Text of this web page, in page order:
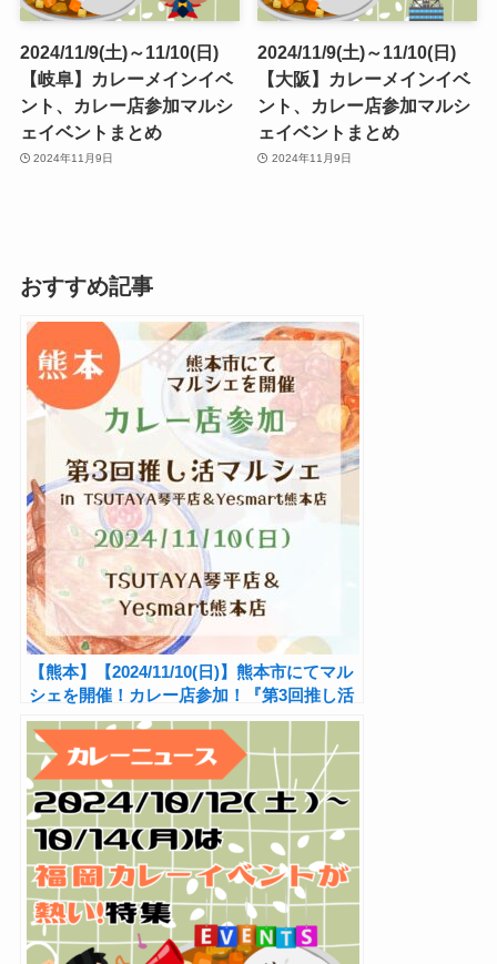
2024/11/9(土)～11/10(日)
【岐阜】カレーメインイベ
ント、カレー店参加マルシ
ェイベントまとめ
2024年11月9日
2024/11/9(土)～11/10(日)
【大阪】カレーメインイベ
ント、カレー店参加マルシ
ェイベントまとめ
2024年11月9日
おすすめ記事
【熊本】【2024/11/10(日)】熊本市にてマル
シェを開催！カレー店参加！『第3回推し活
マルシェ in TSUTAYA琴平店＆Yesmart熊本
店』★